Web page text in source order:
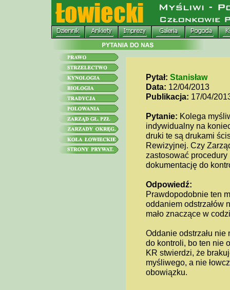
Pytał: Stanisław
Data: 12/04/2013
Publikacja: 17/04/
Pytanie: Kolega
indywidualny na
druki te są drukami
Rewizyjnej. Czy
zastosować procedury
dokumentację do
Odpowiedź:
Prawdopodobnie ten
oddaniem odstrzałów
mało znaczące w
Oddanie odstrzału
do kontroli, bo ten nie
KR stwierdzi, że
myśliwego, a nie
obowiązku.